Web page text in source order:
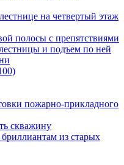
на четвертый этаж
полосы с препятствиями
и подъем по ней
пожарно-прикладного
скважину
из старых